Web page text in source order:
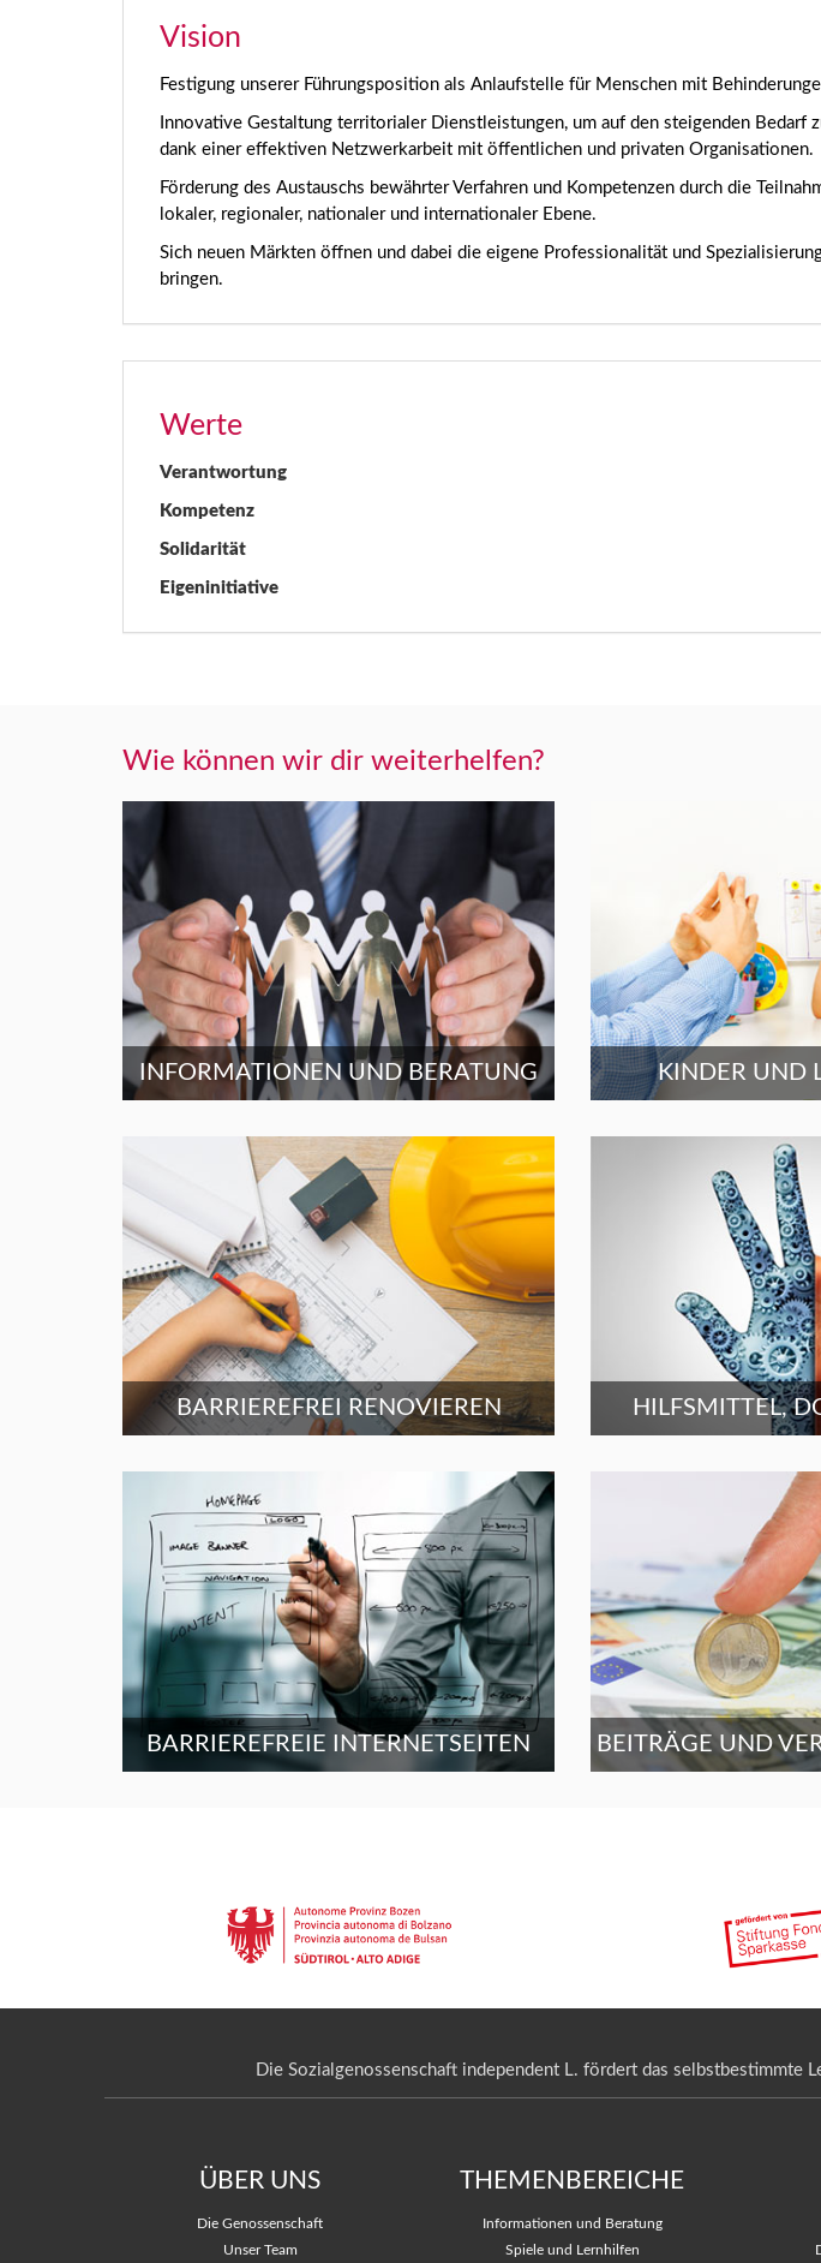
Vision
Festigung unserer Führungsposition als Anlaufstelle für Menschen mit
Innovative Gestaltung territorialer Dienstleistungen, um auf den steigenden Bedarf
dank einer effektiven Netzwerkarbeit mit öffentlichen und privaten Organisationen.
Förderung des Austauschs bewährter Verfahren und Kompetenzen durch die
lokaler, regionaler, nationaler und internationaler Ebene.
Sich neuen Märkten öffnen und dabei die eigene Professionalität und
bringen.
Werte
Verantwortung
Kompetenz
Solidarität
Eigeninitiative
Wie können wir dir weiterhelfen?
INFORMATIONEN UND BERATUNG KINDER UND
BARRIEREFREI RENOVIEREN HILFSMITTEL,
BARRIEREFREIE INTERNETSEITEN BEITRÄGE UND
Die Sozialgenossenschaft independent L. fördert das
ÜBER UNS
Die Genossenschaft
Unser Team
THEMENBEREICHE
Informationen und Beratung
Spiele und Lernhilfen